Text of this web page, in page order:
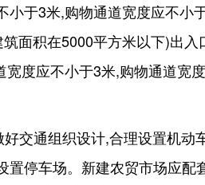
小于3米,购物通道宽度应不小
面积在5000平方米以下)出
宽度应不小于3米,购物通道宽
交通组织设计,合理设置机动
置停车场。新建农贸市场应配